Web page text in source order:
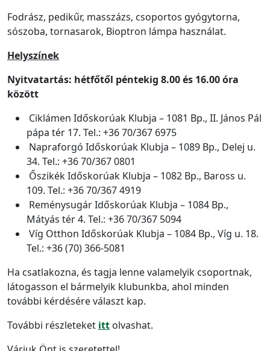
Fodrász, pedikűr, masszázs, csoportos gyógytorna,
sószoba, tornasarok, Bioptron lámpa használat.
Helyszínek
Nyitvatartás: hétfőtől péntekig 8.00 és 16.00 óra
között
Ciklámen Időskorúak Klubja – 1081 Bp., II. János Pál
pápa tér 17. Tel.: +36 70/367 6975
Napraforgó Időskorúak Klubja – 1089 Bp., Delej u.
34. Tel.: +36 70/367 0801
Őszikék Időskorúak Klubja – 1082 Bp., Baross u.
109. Tel.: +36 70/367 4919
Reménysugár Időskorúak Klubja – 1084 Bp.,
Mátyás tér 4. Tel.: +36 70/367 5094
Víg Otthon Időskorúak Klubja – 1084 Bp., Víg u. 18.
Tel.: +36 (70) 366-5081
Ha csatlakozna, és tagja lenne valamelyik csoportnak,
látogasson el bármelyik klubunkba, ahol minden
további kérdésére választ kap.
További részleteket itt olvashat.